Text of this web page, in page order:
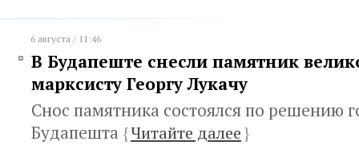
6 августа / 11:46
В Будапеште снесли памятник
марксисту Георгу Лукачу
Снос памятника состоялся по решению
Будапешта {Читайте далее}